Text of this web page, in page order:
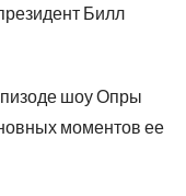
Билл
шоу Опры
моментов ее